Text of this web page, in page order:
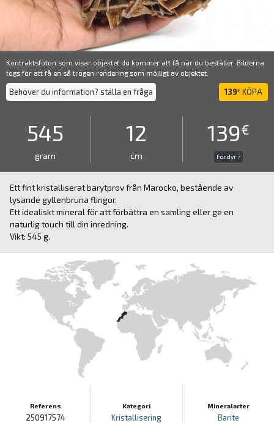
Kontraktsfoton som visar objektet du kommer att få när du beställer. Bilderna
togs för att få en så trogen rendering som möjligt av objektet.
Behöver du information? ställa en fråga 139€ KÖPA
545
gram
12
cm
139€
För dyr ?
Ett fint kristalliserat barytprov från Marocko, bestående av
lysande gyllenbruna flingor.
Ett idealiskt mineral för att förbättra en samling eller ge en
naturlig touch till din inredning.
Vikt: 545 g.
Referens
250917574
Kategori
Kristallisering
Mineralarter
Barite